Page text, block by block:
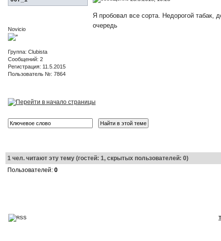
Novicio
Группа: Clubista
Сообщений: 2
Регистрация: 11.5.2015
Пользователь №: 7864
Я пробовал все сорта. Недорогой табак,
очередь
1чел. читают эту тему (гостей: 1, скрытых пользователей: 0)
Пользователей: 0